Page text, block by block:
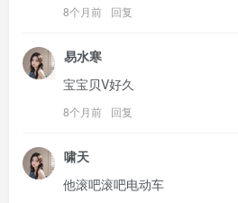
8个月前 回复
易水寒
宝宝贝V好久
8个月前 回复
啸天
他滚吧滚吧电动车